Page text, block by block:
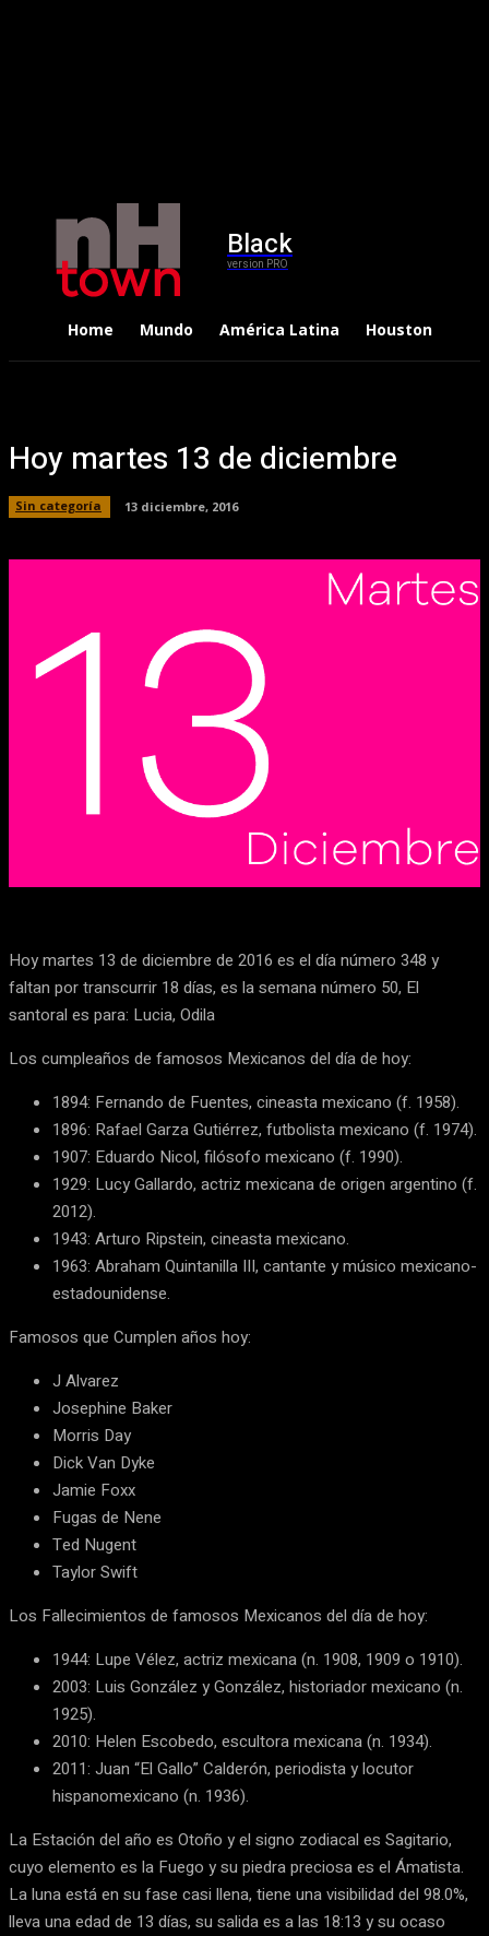
Black
version PRO
Home Mundo América Latina Houston
Hoy martes 13 de diciembre
Sin categoría 13 diciembre, 2016
Hoy martes 13 de diciembre de 2016 es el día número 348 y
faltan por transcurrir 18 días, es la semana número 50, El
santoral es para: Lucia, Odila
Los cumpleaños de famosos Mexicanos del día de hoy:
1894: Fernando de Fuentes, cineasta mexicano (f. 1958).
1896: Rafael Garza Gutiérrez, futbolista mexicano (f. 1974).
1907: Eduardo Nicol, filósofo mexicano (f. 1990).
1929: Lucy Gallardo, actriz mexicana de origen argentino (f.
2012).
1943: Arturo Ripstein, cineasta mexicano.
1963: Abraham Quintanilla III, cantante y músico mexicano-
estadounidense.
Famosos que Cumplen años hoy:
J Alvarez
Josephine Baker
Morris Day
Dick Van Dyke
Jamie Foxx
Fugas de Nene
Ted Nugent
Taylor Swift
Los Fallecimientos de famosos Mexicanos del día de hoy:
1944: Lupe Vélez, actriz mexicana (n. 1908, 1909 o 1910).
2003: Luis González y González, historiador mexicano (n.
1925).
2010: Helen Escobedo, escultora mexicana (n. 1934).
2011: Juan “El Gallo” Calderón, periodista y locutor
hispanomexicano (n. 1936).
La Estación del año es Otoño y el signo zodiacal es Sagitario,
cuyo elemento es la Fuego y su piedra preciosa es el Ámatista.
La luna está en su fase casi llena, tiene una visibilidad del 98.0%,
lleva una edad de 13 días, su salida es a las 18:13 y su ocaso